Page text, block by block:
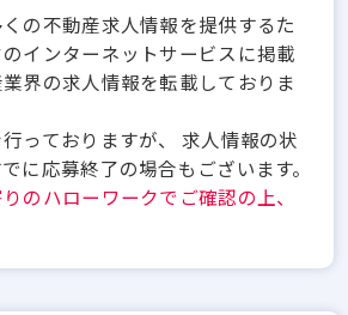
の不動産求人情報を提供するた
インターネットサービスに掲載
界の求人情報を転載しておりま
っておりますが、 求人情報の状
に応募終了の場合もございます。
のハローワークでご確認の上、